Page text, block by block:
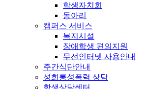
학생자치회
동아리
캠퍼스 서비스
복지시설
장애학생 편의지원
무선인터넷 사용안내
주간식단안내
성희롱성폭력 상담
학생상담센터